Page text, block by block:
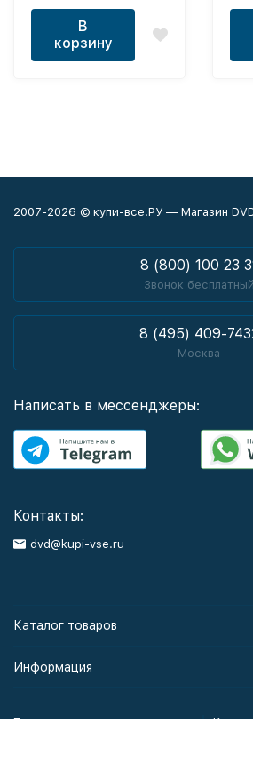
В
корзину
2007-2026 © купи-все.РУ — Магазин
8 (800) 100 23
Звонок бесплатный
8 (495) 409-
Москва
Написать в мессенджеры:
Контакты:
dvd@kupi-vse.ru
Каталог товаров
Информация
Политика персональных данных Карта